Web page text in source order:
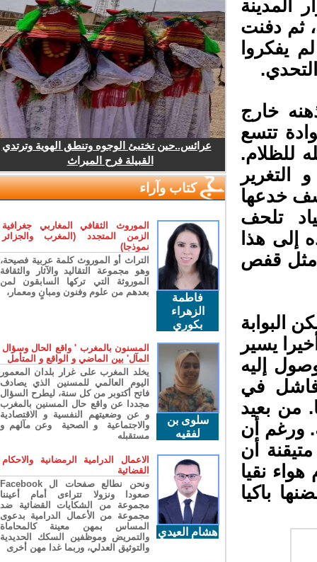
المدينة
ثم دفنت
يفكروا
خارج
تتسع
للظلام.
خدعها
تلحف
إلى هذا
قفص
البوابة
يسير
إليه
في
من بعيد
ورغم أن
أن
نقيا
باكيا
عرائس..حين تختبئ الوجوه وتنطق الهوية وترتدي
القبيلة فرح الميراث
كتاب وآراء
فاطمة
الزهراء
بكوري
الموروث الثقافي المغاربي جغرافية
الزمن المتجدد (المغرب والجزائر
نموذجا)
التراث أو الموروث كلمة عربية فصيحة،
وهو مجموعة التقاليد والآثار والثقافة
الموروثة التي تركها السابقون لمن
بعدهم من علوم وفنون ومبانٍ ومعمار،
سلوى بن
لفقيه
المسنون بالمغرب ' واقع الحال وسؤال
المآل' بين الماضي و الواقع و المتأمل
يخلد المغرب على غرار بلدان المعمور
اليوم العالمي للمسنين الذي يصادف
فاتح أكتوبر من كل سنة، ليطرح السؤال
مجددا عن واقع حال المسنين بالمغرب
و عن وضعيتهم النفسية و الاقتصادية
والاجتماعية و الصحية وعن مآلهم و
مستقبله
هشام العيدي
الاعمال الدرامية الرمضانية والاحكام
القضائية
ونحن نطالع صفحات ال Facebook
صعودا ونزولا تتراءى أمام أعيننا
مجموعة من الشكايات القضائية ضد
مجموعة من الأعمال الدرامية بدعوى
المساس بمهن معينة كالمحاماة
والتمريض وموظفين السكك الحديدية
والتوثيق العدلي، وربما غدا مهن أخرى